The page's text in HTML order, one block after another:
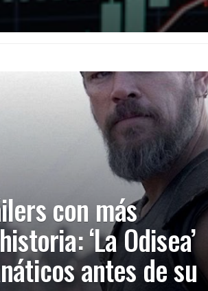
con más
‘La Odisea’
antes de su